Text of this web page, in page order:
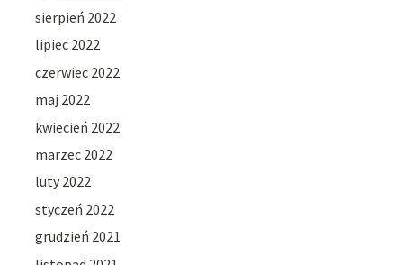
sierpień 2022
lipiec 2022
czerwiec 2022
maj 2022
kwiecień 2022
marzec 2022
luty 2022
styczeń 2022
grudzień 2021